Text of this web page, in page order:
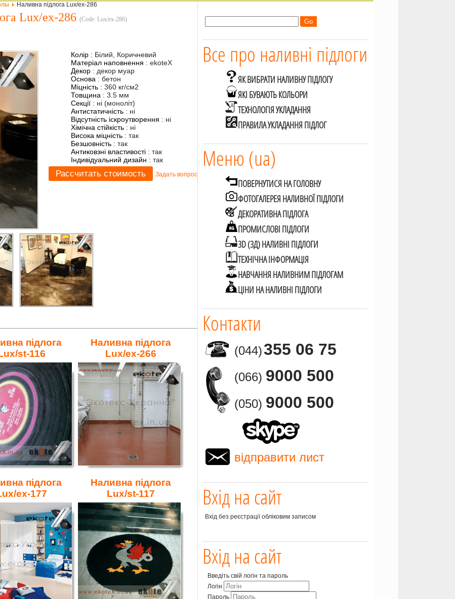
Все про наливні підлоги
ЯК ВИБРАТИ НАЛИВНУ ПІДЛОГУ
ЯКІ БУВАЮТЬ КОЛЬОРИ
ТЕХНОЛОГІЯ УКЛАДАННЯ
ПРАВИЛА УКЛАДАННЯ ПІДЛОГ
Меню (ua)
ПОВЕРНУТИСЯ НА ГОЛОВНУ
ФОТОГАЛЕРЕЯ НАЛИВНОЇ ПІДЛОГИ
ДЕКОРАТИВНА ПІДЛОГА
ПРОМИСЛОВІ ПІДЛОГИ
3D (3Д) НАЛИВНІ ПІДЛОГИ
ТЕХНІЧНА ІНФОРМАЦІЯ
НАВЧАННЯ НАЛИВНИМ ПІДЛОГАМ
ЦІНИ НА НАЛИВНІ ПІДЛОГИ
Контакти
(044)355 06 75
(066) 9000 500
(050) 9000 500
відправити лист
Вхід на сайт
Вхід без реєстрації обліковим записом
Вхід на сайт
Введіть свій логін та пароль
Логін
Пароль
Наливна підлога Lux/ex-286
Lux/ex-286(Code:Lux/ex-286)
Колір : Білий, Коричневий
Матеріал наповнення :ekoteX
Декор : декор муар
Основа :бетон
Міцність :360 кг/см2
Товщина :3.5 мм
Секції : ні (моноліт)
Антистатичність : ні
Відсутність іскроутворення : ні
Хімічна стійкість : ні
Висока міцність :так
Безшовність :так
Антиковзні властивості :так
Індивідуальний дизайн :так
Задать вопрос
підлога
st-116
Наливна підлога
Lux/ex-266
підлога
ex-177
Наливна підлога
Lux/st-117